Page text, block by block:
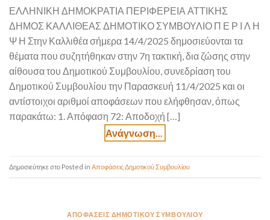
ΕΛΛΗΝΙΚΗ ΔΗΜΟΚΡΑΤΙΑ ΠΕΡΙΦΕΡΕΙΑ ΑΤΤΙΚΗΣ
ΔΗΜΟΣ ΚΑΛΛΙΘΕΑΣ ΔΗΜΟΤΙΚΟ ΣΥΜΒΟΥΛΙΟ Π Ε Ρ Ι Λ Η
Ψ Η Στην Καλλιθέα σήμερα 14/4/2025 δημοσιεύονται τα
θέματα που συζητήθηκαν στην 7η τακτική, δια ζώσης στην
αίθουσα του Δημοτικού Συμβουλίου, συνεδρίαση του
Δημοτικού Συμβουλίου την Παρασκευή 11/4/2025 και οι
αντίστοιχοι αριθμοί αποφάσεων που ελήφθησαν, όπως
παρακάτω: 1. Απόφαση 72: Αποδοχή […]
Posted in Αποφάσεις Δημοτικού Συμβουλίου
ΑΠΟΦΆΣΕΙΣ ΔΗΜΟΤΙΚΟΎ ΣΥΜΒΟΥΛΊΟΥ